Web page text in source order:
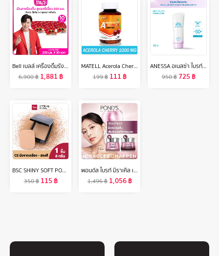
Bell เบลล์ เครื่องดื่มรังนกแท้จากธรรมชาติ สูตรต้นตำรับ 200มล. เซต 10 กล่อง (3ขวด/กล่อง) 30 ขวด
6,900฿ 1,881 ฿
MATELL Acerola Cherry Vitamin C 1000 mg 50 Tablets อะเซโรล่า เชอร์รี่ วิตามินซี 1000 มก 50 เม็ด
199฿ 111 ฿
ANESSA อเนสซ่า ไบรท์เทนนิ่ง ยูวี ซันสกรีน สกินแคร์ เจล N SPF50+ PA++++ 90 กรัม (กันแดดเนื้อเจลครีมสีม่วงอ่อน โทนอัพผิว)
950฿ 725 ฿
BSC SHINY SOFT POWDER FOUNDATION SPF 30 PA+++ บีเอสซีไชน์นี่ซอฟท์พาวเดอร์ฟาวฯ(P)#C2 แป้งตัวใหม่ล่าสุดจาก BSC ด้วยเนื้อแป้งที่มีความละเอียดสูงทำให้ได้สัมผัสเนียนนุ่มแนบสนิทไปกับผิวหน้าอย่างเป็นธรรมชาติ
350฿ 115 ฿
พอนด์ส ไบรท์ มิราเคิล เซรั่มและครีมหน้าใส สูตรกลางวัน spf30 และกลางคืน ไนอาซอร์ซินอล แพ็ค 4 ชิ้น ( ครีมบำรุงหน้า , มอยเจอร์ไรเซอร์ )
1,496฿ 1,056฿